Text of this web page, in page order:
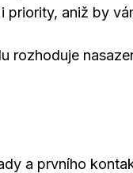
aniž by
rozhoduje
a prvního